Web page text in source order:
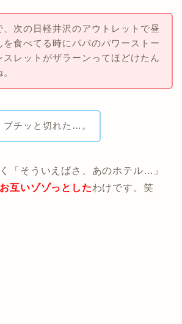
、次の日軽井沢のアウトレットで昼
を食べてる時にパパのパワーストー
スレットがザラーンってほどけたん
プチッと切れた…。
「そういえばさ、あのホテル…」
お互いゾゾっとしたわけです。笑